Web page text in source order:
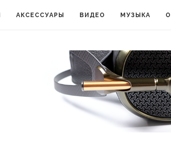
АКСЕССУАРЫ ВИДЕО МУЗЫКА